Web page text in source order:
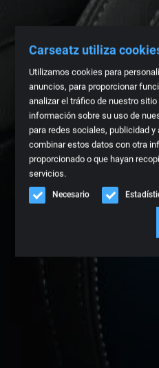
Carseatz utiliza
Utilizamos cookies para
anuncios, para proporcionar
analizar el tráfico de nuestro
información sobre su uso de
para redes sociales, publicidad
combinar estos datos con otra
proporcionado o que hayan
servicios.
Necesario